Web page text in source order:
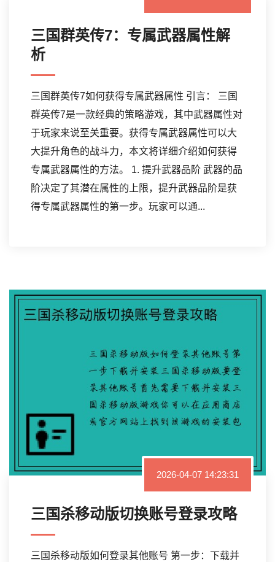
三国群英传7：专属武器属性解
析
三国群英传7如何获得专属武器属性 引言： 三国
群英传7是一款经典的策略游戏，其中武器属性对
于玩家来说至关重要。获得专属武器属性可以大
大提升角色的战斗力，本文将详细介绍如何获得
专属武器属性的方法。 1. 提升武器品阶 武器的品
阶决定了其潜在属性的上限，提升武器品阶是获
得专属武器属性的第一步。玩家可以通...
2026-04-07 14:23:31
三国杀移动版切换账号登录攻略
三国杀移动版如何登录其他账号 第一步：下载并